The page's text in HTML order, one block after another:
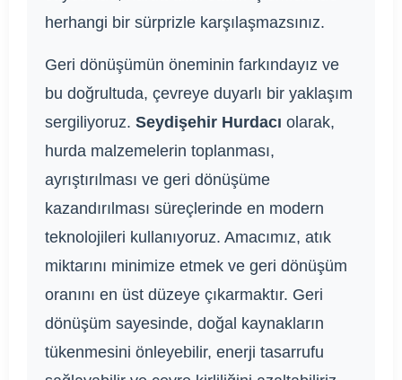
herhangi bir sürprizle karşılaşmazsınız.
Geri dönüşümün öneminin farkındayız ve
bu doğrultuda, çevreye duyarlı bir yaklaşım
sergiliyoruz. Seydişehir Hurdacı olarak,
hurda malzemelerin toplanması,
ayrıştırılması ve geri dönüşüme
kazandırılması süreçlerinde en modern
teknolojileri kullanıyoruz. Amacımız, atık
miktarını minimize etmek ve geri dönüşüm
oranını en üst düzeye çıkarmaktır. Geri
dönüşüm sayesinde, doğal kaynakların
tükenmesini önleyebilir, enerji tasarrufu